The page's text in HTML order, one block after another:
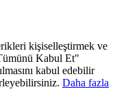
kişiselleştirmek ve
Kabul Et"
kabul edebilir
Daha fazla